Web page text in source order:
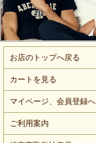
お店のトップへ戻る
カートを見る
マイページ、会員登録へ
ご利用案内